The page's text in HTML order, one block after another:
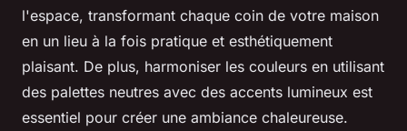
l'espace, transformant chaque coin de votre maison
en un lieu à la fois pratique et esthétiquement
plaisant. De plus, harmoniser les couleurs en utilisant
des palettes neutres avec des accents lumineux est
essentiel pour créer une ambiance chaleureuse.